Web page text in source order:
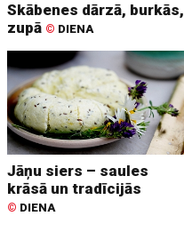
Skābenes dārzā, burkās,
zupā © DIENA
Jāņu siers – saules
krāsā un tradīcijās
© DIENA